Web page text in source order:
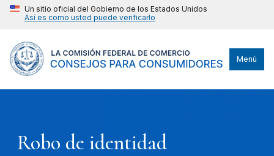
Un sitio oficial del Gobierno de los Estados Unidos
Así es como usted puede verificarlo
Menú
Robo de identidad